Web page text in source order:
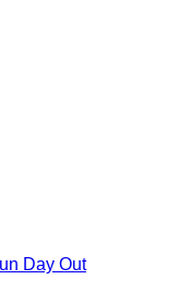
Day Out